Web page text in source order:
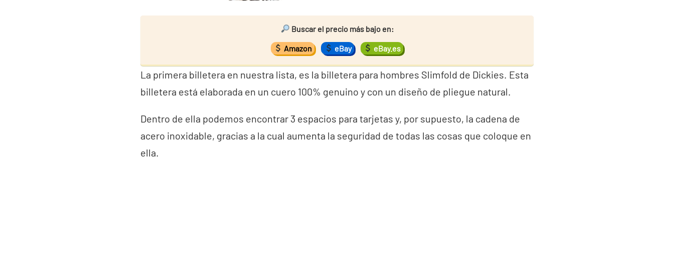
Buscar el precio más bajo en:
Amazon eBay eBay.es
La primera billetera en nuestra lista, es la billetera para hombres Slimfold de Dickies. Esta
billetera está elaborada en un cuero 100% genuino y con un diseño de pliegue natural.
Dentro de ella podemos encontrar 3 espacios para tarjetas y, por supuesto, la cadena de
acero inoxidable, gracias a la cual aumenta la seguridad de todas las cosas que coloque en
ella.